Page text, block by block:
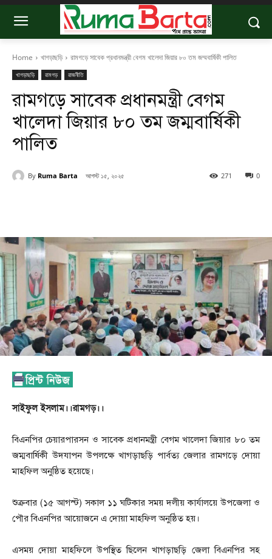
Home খাগড়াছড়ি রামগড়ে সাবেক প্রধানমন্ত্রী বেগম খালেদা জিয়ার ৮০ তম জম্মবার্ষিকী পালিত
খাগড়াছড়ি রামগড় রাজনীতি
রামগড়ে সাবেক প্রধানমন্ত্রী বেগম
খালেদা জিয়ার ৮০ তম জম্মবার্ষিকী
পালিত
By Ruma Barta আগস্ট ১৫, ২০২৫ 0
271
সাইফুল ইসলাম।।রামগড়।।
বিএনপির চেয়ারপারসন ও সাবেক প্রধানমন্ত্রী বেগম খালেদা জিয়ার ৮০ তম
জম্মবার্ষিকী উদযাপন উপলক্ষে খাগড়াছড়ি পার্বত্য জেলার রামগড়ে দোয়া
মাহফিল অনুষ্ঠিত হয়েছে।
শুক্রবার (১৫ আগস্ট) সকাল ১১ ঘটিকার সময় দলীয় কার্যালয়ে উপজেলা ও
পৌর বিএনপির আয়োজনে এ দোয়া মাহফিল অনুষ্ঠিত হয়।
এসময় দোয়া মাহফিলে উপস্থিত ছিলেন খাগড়াছড়ি জেলা বিএনপির সহ